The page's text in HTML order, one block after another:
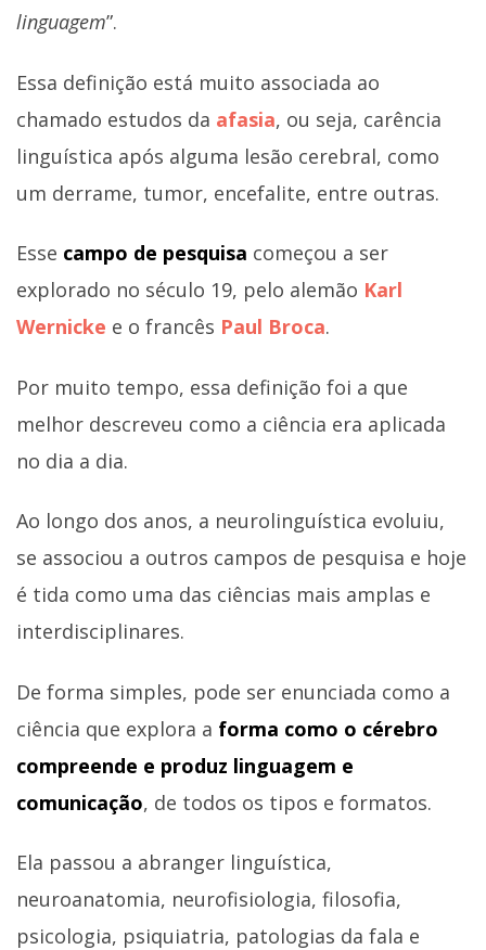
linguagem”.
Essa definição está muito associada ao
chamado estudos da afasia, ou seja, carência
linguística após alguma lesão cerebral, como
um derrame, tumor, encefalite, entre outras.
Esse campo de pesquisa começou a ser
explorado no século 19, pelo alemão Karl
Wernicke e o francês Paul Broca.
Por muito tempo, essa definição foi a que
melhor descreveu como a ciência era aplicada
no dia a dia.
Ao longo dos anos, a neurolinguística evoluiu,
se associou a outros campos de pesquisa e hoje
é tida como uma das ciências mais amplas e
interdisciplinares.
De forma simples, pode ser enunciada como a
ciência que explora a forma como o cérebro
compreende e produz linguagem e
comunicação, de todos os tipos e formatos.
Ela passou a abranger linguística,
neuroanatomia, neurofisiologia, filosofia,
psicologia, psiquiatria, patologias da fala e